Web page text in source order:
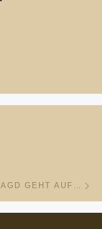
GEHT AUF…